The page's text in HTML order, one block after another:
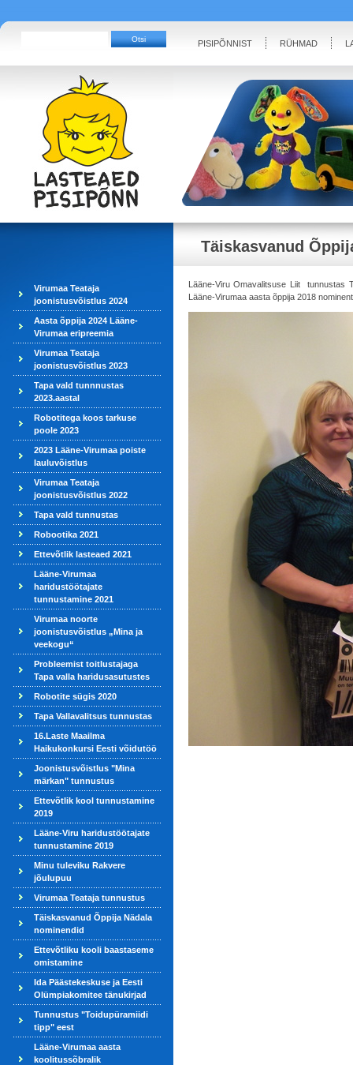
PISIPÕNNIST RÜHMAD
Virumaa Teataja
joonistusvõistlus 2024
Aasta õppija 2024 Lääne-
Virumaa eripreemia
Virumaa Teataja
joonistusvõistlus 2023
Tapa vald tunnnustas
2023.aastal
Robotitega koos tarkuse
poole 2023
2023 Lääne-Virumaa poiste
lauluvõistlus
Virumaa Teataja
joonistusvõistlus 2022
Tapa vald tunnustas
Robootika 2021
Ettevõtlik lasteaed 2021
Lääne-Virumaa
haridustöötajate
tunnustamine 2021
Virumaa noorte
joonistusvõistlus „Mina ja
veekogu“
Probleemist toitlustajaga
Tapa valla haridusasutustes
Robotite sügis 2020
Tapa Vallavalitsus tunnustas
16.Laste Maailma
Haikukonkursi Eesti võidutöö
Joonistusvõistlus "Mina
märkan" tunnustus
Ettevõtlik kool tunnustamine
2019
Lääne-Viru haridustöötajate
tunnustamine 2019
Minu tuleviku Rakvere
jõulupuu
Virumaa Teataja tunnustus
Täiskasvanud Õppija Nädala
nominendid
Ettevõtliku kooli baastaseme
omistamine
Ida Päästekeskuse ja Eesti
Olümpiakomitee tänukirjad
Tunnustus "Toidupüramiidi
tipp" eest
Lääne-Virumaa aasta
koolitussõbralik
Täiskasvanud
Lääne-Viru Omavalitsuse Liit tunnustas
Lääne-Virumaa aasta õppija 2018